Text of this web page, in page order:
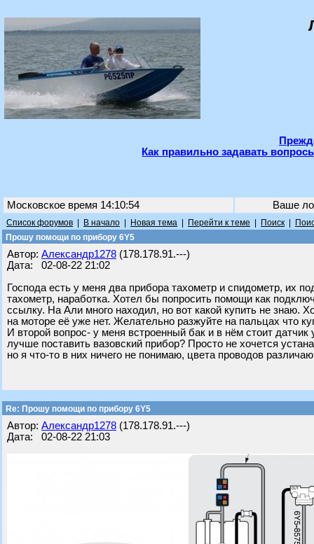
Как правильно задавать
Московское время 14:10:54 Ваше
Список форумов В начало Новая тема Перейти к теме Поиск
Прошу помощи по прибору 6Y5
Автор: Александр1278 (178.178.91.---)
Дата: 02-08-22 21:02
Господа есть у меня два прибора тахометр и спидометр, их
тахометр, наработка. Хотел бы попросить помощи как
ссылку. На Али много находил, но вот какой купить не знаю.
на моторе её уже нет. Желательно разжуйте на пальцах что
И второй вопрос- у меня встроенный бак и в нём стоит
лучше поставить вазовский прибор? Просто не хочется
но я что-то в них ничего не понимаю, цвета проводов
Re: Прошу помощи по прибору 6Y5
Автор: Александр1278 (178.178.91.---)
Дата: 02-08-22 21:03